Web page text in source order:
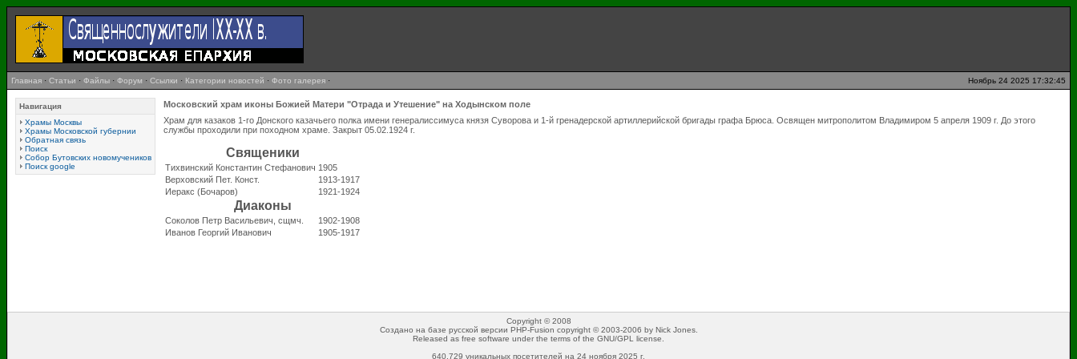
Главная · Статьи · Файлы · Форум · Ссылки · Категории новостей · Фото галерея · Ноябрь 24 2025 17:32:45
Навигация
Храмы Москвы
Храмы Московской губернии
Обратная связь
Поиск
Собор Бутовских новомучеников
Поиск google
Московский храм иконы Божией Матери "Отрада и Утешение" на Ходынском поле
Храм для казаков 1-го Донского казачьего полка имени генералиссимуса князя Суворова и 1-й гренадерской артиллерийской бригады графа Брюса. Освящен митрополитом Владимиром 5 апреля 1909 г. До этого
службы проходили при походном храме. Закрыт 05.02.1924 г.
Священики
Тихвинский Константин Стефанович 1905
Верховский Пет. Конст.
1913-1917
Иеракс (Бочаров)
1921-1924
Диаконы
Соколов Петр Васильевич, сщмч.
1902-1908
Иванов Георгий Иванович
1905-1917
Copyright © 2008
Создано на базе русской версии PHP-Fusion copyright © 2003-2006 by Nick Jones.
Released as free software under the terms of the GNU/GPL license.
640,729 уникальных посетителей на 24 ноября 2025 г.